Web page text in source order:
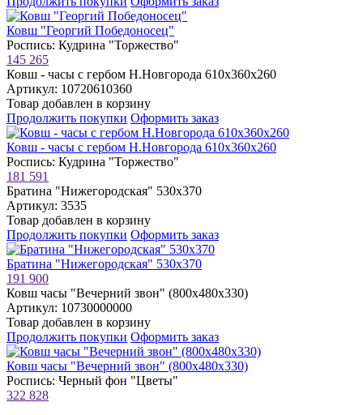
Ковш "Георгий Победоносец"
Роспись: Кудрина "Торжество"
145 265
Ковш - часы с гербом Н.Новгорода 610х360х260
Артикул: 10720610360
Товар добавлен в корзину
Продолжить покупки Оформить заказ
Ковш - часы с гербом Н.Новгорода 610х360х260
Роспись: Кудрина "Торжество"
181 591
Братина "Нижегородская" 530х370
Артикул: 3535
Товар добавлен в корзину
Продолжить покупки Оформить заказ
Братина "Нижегородская" 530х370
191 900
Ковш часы "Вечерний звон" (800х480х330)
Артикул: 10730000000
Товар добавлен в корзину
Продолжить покупки Оформить заказ
Ковш часы "Вечерний звон" (800х480х330)
Роспись: Черный фон "Цветы"
322 828